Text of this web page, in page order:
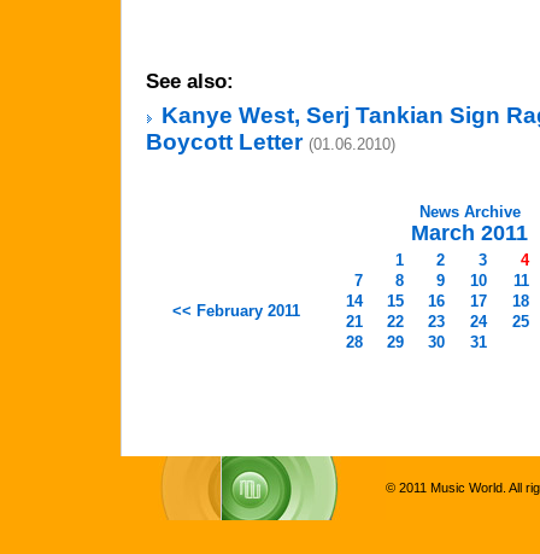
See also:
Kanye West, Serj Tankian Sign
Boycott Letter (01.06.2010)
News Archive
March 2011
<< February 2011
1 2 3
4
7
8 9 10
11
14
15 16 17
18
21
22 23 24
25
28
29 30 31
© 2011 Music World. All